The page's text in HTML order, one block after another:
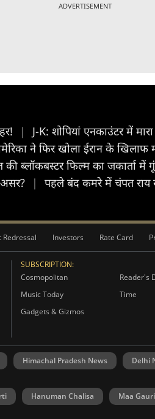
ADVERTISEMENT
| J-K: शोपियां एनकाउंटर में
ने फिर खोला ईरान के खिलाफ
ब्लॉकबस्टर फिल्म का जकार्ता में
| पहले बंद कमरे में चंपत राय
Investors Rate Card
SUBSCRIPTION:
Cosmopolitan
Reader's
Music Today
Time
Gadgets & Gizmos
Himachal Pradesh News Delhi
Hanuman Chalisa Maa